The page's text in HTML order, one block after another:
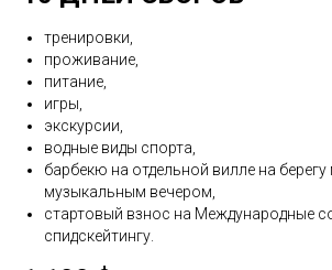
тренировки,
проживание,
питание,
игры,
экскурсии,
водные виды спорта,
барбекю на отдельной вилле на
музыкальным вечером,
стартовый взнос на Международные
спидскейтингу.